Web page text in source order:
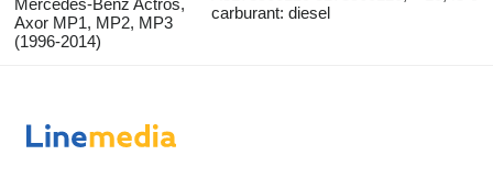
Mercedes-Benz Actros,
Axor MP1, MP2, MP3
(1996-2014)
carburant: diesel